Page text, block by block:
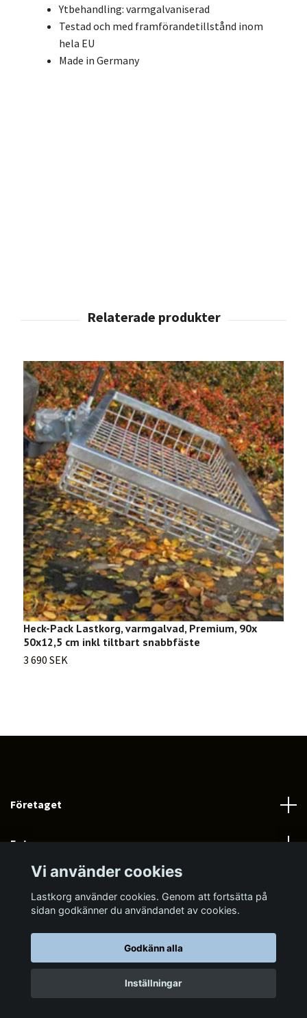
Ytbehandling: varmgalvaniserad
Testad och med framförandetillstånd inom
hela EU
Made in Germany
Heck-Pack Lastkorg, varmgalvad, Premium, 90x
50x12,5 cm inkl tiltbart snabbfäste
3 690 SEK
Företaget
Fotmeny
© 2026 LASTKORG.SE
Vi använder cookies
Lastkorg använder cookies. Genom att fortsätta på
sidan godkänner du användandet av cookies.
Godkänn alla
Inställningar